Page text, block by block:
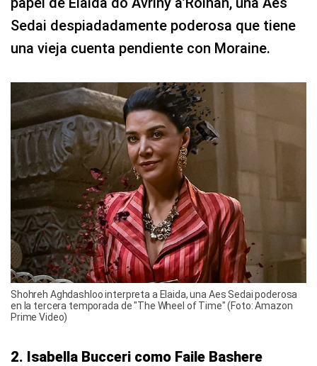
Sedai despiadadamente poderosa que tiene
una vieja cuenta pendiente con Moraine.
Shohreh Aghdashloo interpreta a Elaida, una Aes Sedai poderosa
en la tercera temporada de "The Wheel of Time" (Foto: Amazon
Prime Video)
2. Isabella Bucceri como Faile Bashere